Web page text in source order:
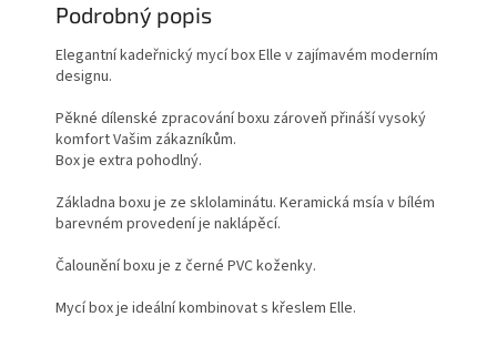
Podrobný popis
Elegantní kadeřnický mycí box Elle v zajímavém moderním
designu.
Pěkné dílenské zpracování boxu zároveň přináší vysoký
komfort Vašim zákazníkům.
Box je extra pohodlný.
Základna boxu je ze sklolaminátu. Keramická msía v bílém
barevném provedení je naklápěcí.
Čalounění boxu je z černé PVC koženky.
Mycí box je ideální kombinovat s křeslem Elle.